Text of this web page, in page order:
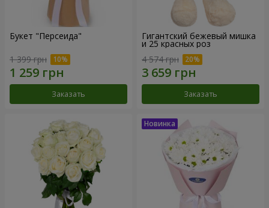
Букет "Персеида"
1 399 грн
Заказать
Гигантский бежевый мишка
и 25 красных роз
4 574 грн
Заказать